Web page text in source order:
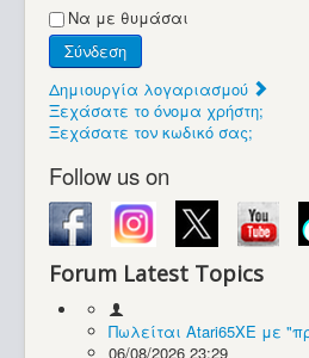
Να με θυμάσαι
Σύνδεση
Δημιουργία λογαριασμού
Ξεχάσατε το όνομα χρήστη;
Ξεχάσατε τον κωδικό σας;
Follow us on
Forum Latest Topics
Πωλείται Atari65XE με
06/08/2026 23:29